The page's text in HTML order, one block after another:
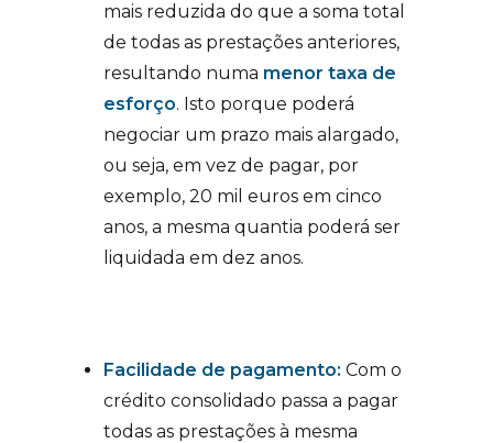
mais reduzida do que a soma total
de todas as prestações anteriores,
resultando numa menor taxa de
esforço. Isto porque poderá
negociar um prazo mais alargado,
ou seja, em vez de pagar, por
exemplo, 20 mil euros em cinco
anos, a mesma quantia poderá ser
liquidada em dez anos.
Facilidade de pagamento: Com o
crédito consolidado passa a pagar
todas as prestações à mesma